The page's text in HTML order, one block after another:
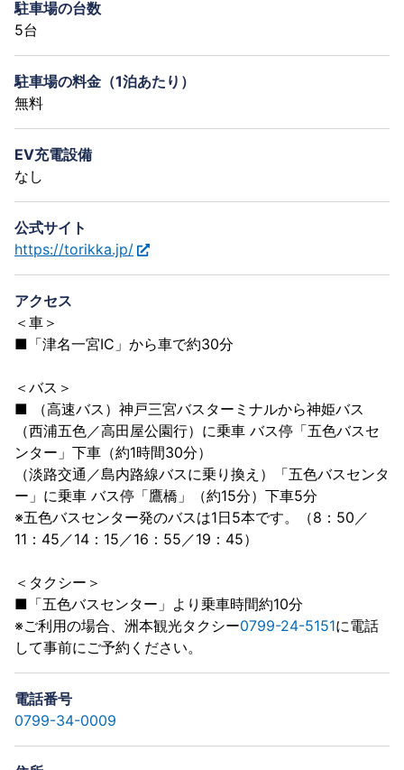
駐車場の台数
5台
駐車場の料金（1泊あたり）
無料
EV充電設備
なし
公式サイト
https://torikka.jp/
アクセス
＜車＞
■「津名一宮IC」から車で約30分
＜バス＞
■ （高速バス）神戸三宮バスターミナルから神姫バス
（西浦五色／高田屋公園行）に乗車 バス停「五色バスセ
ンター」下車（約1時間30分）
（淡路交通／島内路線バスに乗り換え）「五色バスセンタ
ー」に乗車 バス停「鷹橋」（約15分）下車5分
※五色バスセンター発のバスは1日5本です。（8：50／
11：45／14：15／16：55／19：45）
＜タクシー＞
■「五色バスセンター」より乗車時間約10分
※ご利用の場合、洲本観光タクシー0799-24-5151に電話
して事前にご予約ください。
電話番号
0799-34-0009